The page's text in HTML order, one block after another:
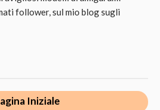
follower, sul mio blog sugli
Iniziale